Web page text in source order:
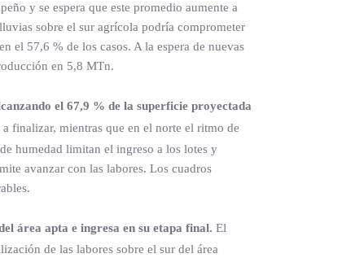
y se espera que este promedio aumente a
sobre el sur agrícola podría comprometer
el 57,6 % de los casos. A la espera de nuevas
en 5,8 MTn.
el 67,9 % de la superficie proyectada
finalizar, mientras que en el norte el ritmo de
humedad limitan el ingreso a los lotes y
avanzar con las labores. Los cuadros
área apta e ingresa en su etapa final. El
de las labores sobre el sur del área